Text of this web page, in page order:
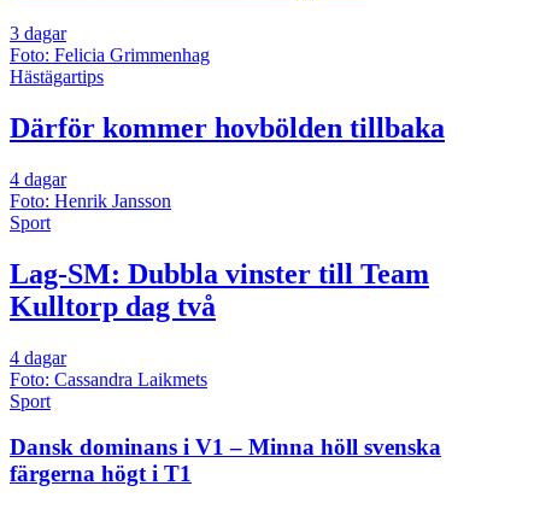
3 dagar
Foto: Felicia Grimmenhag
Hästägartips
Därför kommer hovbölden tillbaka
4 dagar
Foto: Henrik Jansson
Sport
Lag-SM: Dubbla vinster till Team
Kulltorp dag två
4 dagar
Foto: Cassandra Laikmets
Sport
Dansk dominans i V1 – Minna höll svenska
färgerna högt i T1